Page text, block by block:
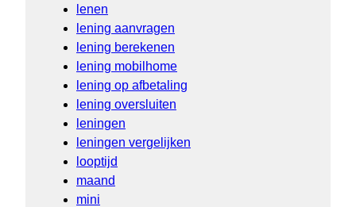
lenen
lening aanvragen
lening berekenen
lening mobilhome
lening op afbetaling
lening oversluiten
leningen
leningen vergelijken
looptijd
maand
mini